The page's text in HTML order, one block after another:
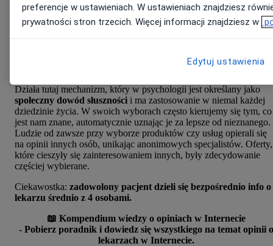
Dlaczego opinie są najważniejsze dla
Działa tutaj mechanizm, który w psychologii jest określany jako
społeczny dowód słuszności i ma zastosowanie w niemal każdej
dziedzinie życia. W swoich wyborach często kierujemy się tym, co
jest nam znane, automatycznie uznając je za lepsze od nieznanego.
Ludzie od zawsze przy wyborze produktów czy usług opierali się
na opinii innych osób, unikając anonimowych specjalistów. Oferty,
które cieszyły się zainteresowaniem innych, były zdecydowanie
częściej wybierane.
Ciekawostka: zadowolony pacjent dzieli się bezpośrednio info o
lekarzu średnio z 4 osobami.
📖 Kompendium wiedzy o opiniach w Internecie
- Pobierz poradnik i dowiedz się wszystkiego na temat opinii o
lekarzach w Internecie.
preferencje w ustawieniach. W ustawieniach znajdziesz
prywatności stron trzecich. Więcej informacji znajdziesz w
Edytuj ustawienia